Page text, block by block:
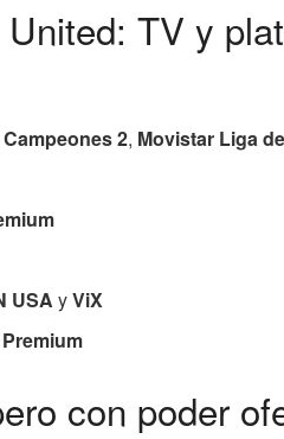
TV y
2, Movistar Liga
USA yViX
con poder